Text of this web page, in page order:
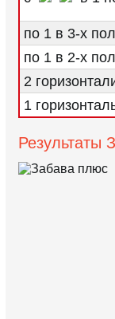
по 1 в 3-х
по 1 в 2-х
2
1
Результаты